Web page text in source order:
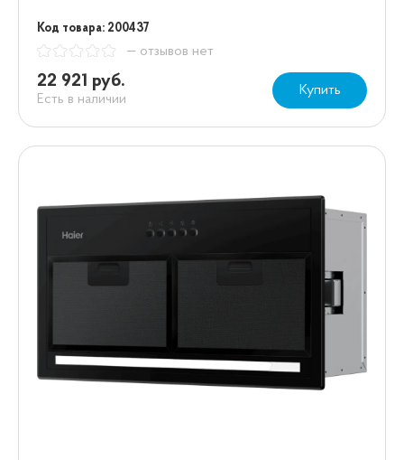
Код товара: 200437
— отзывов нет
22 921 руб.
Есть в наличии
Купить